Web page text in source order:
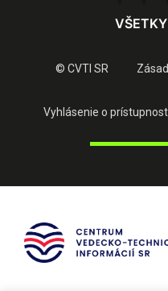
© CVTI SR
Vyhlásenie o